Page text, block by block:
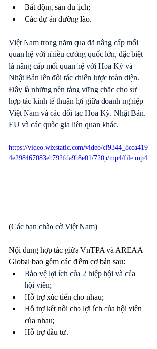
Bất động sản du lịch;
Các dự án dưỡng lão.
Việt Nam trong năm qua đã nâng cấp mối
quan hệ với nhiều cường quốc lớn, đặc biệt
là nâng cấp mối quan hệ với Hoa Kỳ và
Nhật Bản lên đối tác chiến lược toàn diện.
Đây là những nền tảng vững chắc cho sự
hợp tác kinh tế thuận lợi giữa doanh nghiệp
Việt Nam và các đối tác Hoa Kỳ, Nhật Bản,
EU và các quốc gia liên quan khác.
https://video.wixstatic.com/video/cf9344_8eca419
4e298467083eb792fda9b8e01/720p/mp4/file.mp4
(Các bạn chào cờ Việt Nam)
Nội dung hợp tác giữa VnTPA và AREAA
Global bao gồm các điểm cơ bản sau:
Bảo vệ lợi ích của 2 hiệp hội và của
hội viên;
Hỗ trợ xúc tiến cho nhau;
Hỗ trợ kết nối cho lợi ích của hội viên
của nhau;
Hỗ trợ đầu tư.